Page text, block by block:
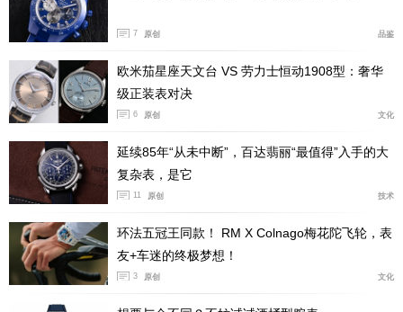
装饰有小王子形象，周围环绕着两颗星星和一个月亮，非
常可爱。内部搭载万国自产的69385机芯，振频28800次
每小时，机芯采用经典导柱轮设计，拥有46小时动储。如
果你喜欢小王子这个IP，那这枚万国飞行员千万别错过。
结语：从复古运动风格的帝舵碧湾计时，到经典方形设计
的泰格豪雅摩纳哥，再到拥有《小王子》联名加持的万国
飞行员计时，三款腕表分别代表了不同的设计理念和佩戴
风格。如果你近期正在关注热门计时表，不妨把这三款加
入备选名单，相信总有一款能够打动你。（图/文 腕表之
家 Lierre）
7 原创 品鉴
欧米茄星座天文台 VS 劳力士恒动1908型：奢华
级正装表对决
6 原创 文化
延续85年“从未中断”，百达翡丽“最值得”入手的大
复杂表，是它
11 原创 技术
环法五冠王同款！ RM X Colnago梅花陀飞轮，表
友+车迷的终极梦想！
3 原创 文化